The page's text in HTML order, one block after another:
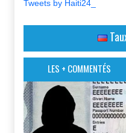
Tweets by Haiti24_
LES + COMMENTÉS